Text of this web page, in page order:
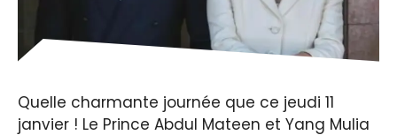
Quelle charmante journée que ce jeudi 11
janvier ! Le Prince Abdul Mateen et Yang Mulia